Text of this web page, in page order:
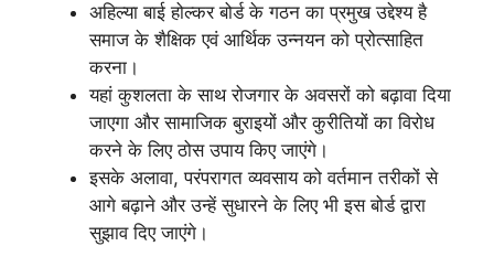
अहिल्या बाई होल्कर बोर्ड के गठन का प्रमुख उद्देश्य है
समाज के शैक्षिक एवं आर्थिक उन्नयन को प्रोत्साहित
करना।
यहां कुशलता के साथ रोजगार के अवसरों को बढ़ावा दिया
जाएगा और सामाजिक बुराइयों और कुरीतियों का विरोध
करने के लिए ठोस उपाय किए जाएंगे।
इसके अलावा, परंपरागत व्यवसाय को वर्तमान तरीकों से
आगे बढ़ाने और उन्हें सुधारने के लिए भी इस बोर्ड द्वारा
सुझाव दिए जाएंगे।